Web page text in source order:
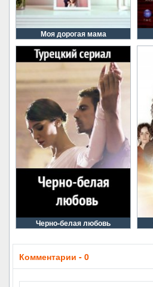
Моя дорогая мама
Черно-белая любовь
Комментарии - 0